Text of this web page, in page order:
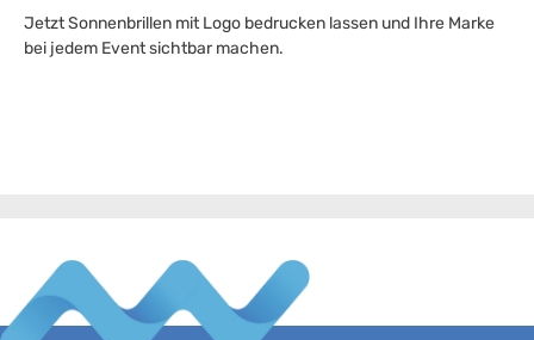
Jetzt Sonnenbrillen mit Logo bedrucken lassen und Ihre Marke
bei jedem Event sichtbar machen.